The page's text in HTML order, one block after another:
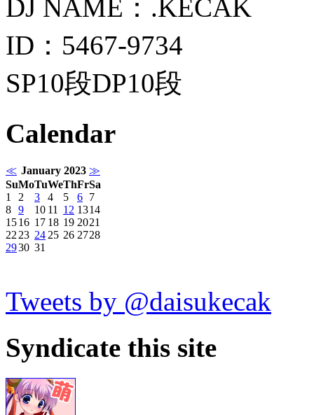
DJ NAME：.KECAK
ID：5467-9734
SP10段DP10段
Calendar
≪ January 2023 ≫
SuMoTuWeThFrSa
1
2 3 4 5 6 7
8 9 10 11 12 1314
1516 17 18 19 2021
22 23 24 25 26 2728
2930 31
Tweets by @daisukecak
Syndicate this site